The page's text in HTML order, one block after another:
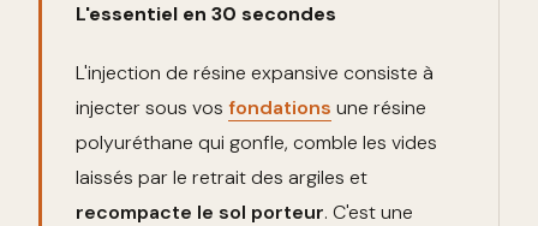
L'essentiel en 30 secondes
L'injection de résine expansive consiste à
injecter sous vos fondations une résine
polyuréthane qui gonfle, comble les vides
laissés par le retrait des argiles et
recompacte le sol porteur. C'est une